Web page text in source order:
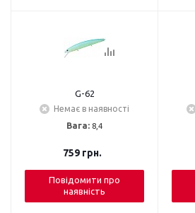
G-62
Немає в наявності
Вага: 8,4
759грн.
Повідомити про
наявність